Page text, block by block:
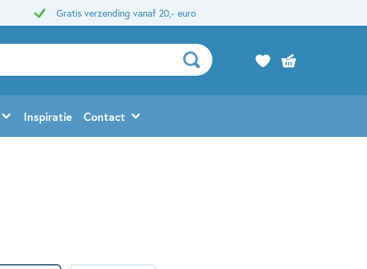
Gratis verzending vanaf 20,- euro
Inspiratie Contact